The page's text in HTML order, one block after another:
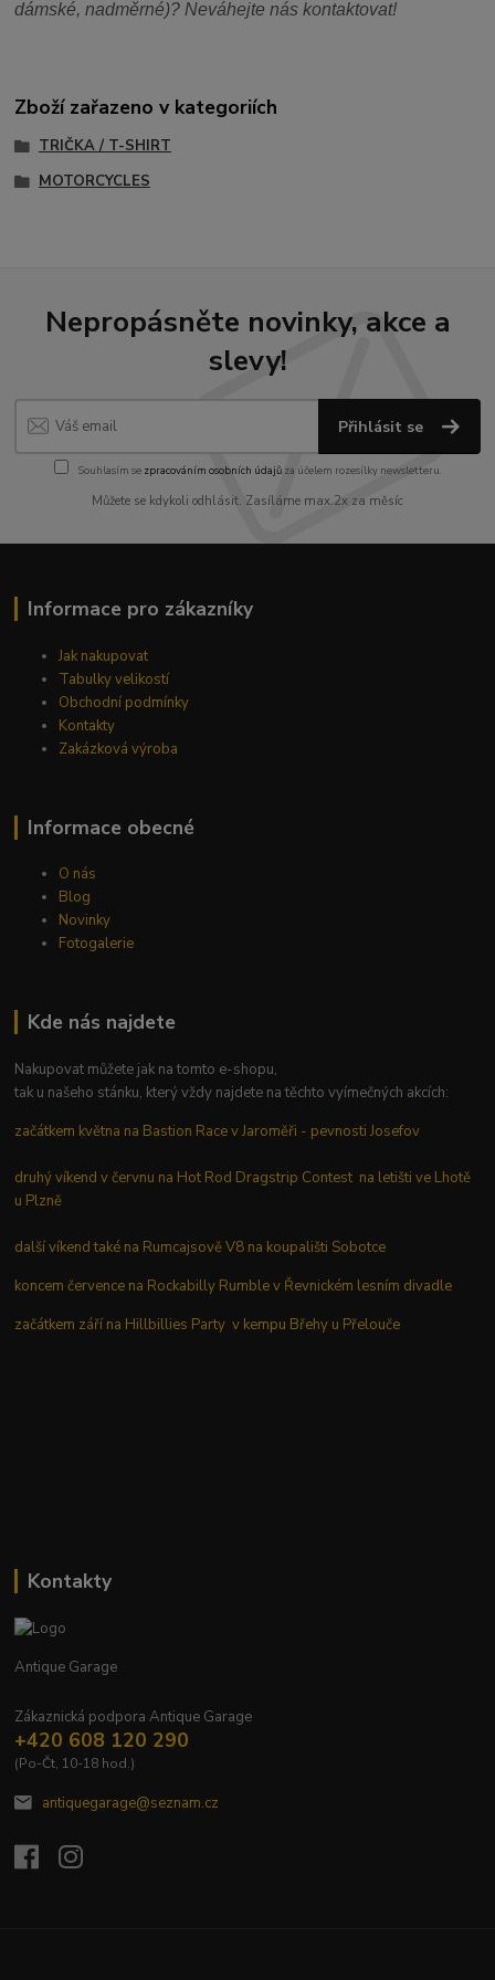
dámské, nadměrné)? Neváhejte nás kontaktovat!
Zboží zařazeno v kategoriích
TRIČKA / T-SHIRT
MOTORCYCLES
Nepropásněte novinky, akce a
slevy!
Přihlásit se
Souhlasím se zpracováním osobních údajůza účelem rozesílky newsletteru.
Můžete se kdykoli odhlásit. Zasíláme max.2x za měsíc
Informace pro zákazníky
Jak nakupovat
Tabulky velikostí
Obchodní podmínky
Kontakty
Zakázková výroba
Informace obecné
O nás
Blog
Novinky
Fotogalerie
Kde nás najdete
Nakupovat můžete jak na tomto e-shopu,
tak u našeho stánku, který vždy najdete na těchto vyímečných akcích:
začátkem května na Bastion Race v Jaroměři - pevnosti Josefov
druhý víkend v červnu na Hot Rod Dragstrip Contest na letišti ve Lhotě
u Plzně
další víkend také na Rumcajsově V8 na koupališti Sobotce
koncem července na Rockabilly Rumble v Řevnickém lesním divadle
začátkem září na Hillbillies Party v kempu Břehy u Přelouče
Kontakty
Antique Garage
Zákaznická podpora Antique Garage
+420 608 120 290
(Po-Čt, 10-18 hod.)
antiquegarage@seznam.cz